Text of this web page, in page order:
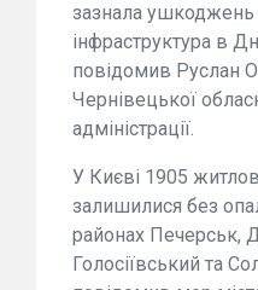
зазнала ушкоджень
інфраструктура в
повідомив Руслан
Чернівецької
адміністрації.
У Києві 1905
залишилися без
районах Печерськ,
Голосіївський та